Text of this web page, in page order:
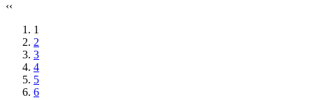
‹‹
1
2
3
4
5
6